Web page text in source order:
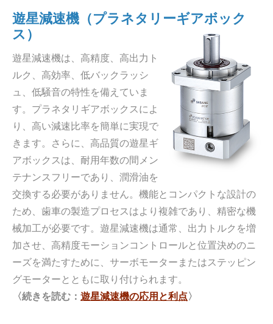
遊星減速機（プラネタリーギアボック
ス）
遊星減速機は、高精度、高出力ト
ルク、高効率、低バックラッシ
ュ、低騒音の特性を備えていま
す。プラネタリギアボックスによ
り、高い減速比率を簡単に実現で
きます。さらに、高品質の遊星ギ
アボックスは、耐用年数の間メン
テナンスフリーであり、潤滑油を
交換する必要がありません。機能とコンパクトな設計の
ため、歯車の製造プロセスはより複雑であり、精密な機
械加工が必要です。遊星減速機は通常、出力トルクを増
加させ、高精度モーションコントロールと位置決めのニ
ーズを満たすために、サーボモーターまたはステッピン
グモーターとともに取り付けられます。
〈続きを読む： 遊星減速機の応用と利点〉